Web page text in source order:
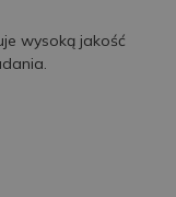
wysoką jakość